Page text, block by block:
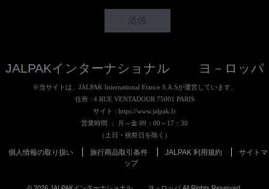
JALPAKインターナショナル ヨ－ロッパ
※当サイトは、JALPAK International France S.A.Sが運営しています。
住所 : 4 RUE VENTADOUR 75001 PARIS
サイト : https://www.jalpak.fr
営業時間 ： 月～金 09：00～17：30
（土日・祝祭日を除く）
個人情報の取り扱い 旅行商品取引条件 JALPAK 利用規約
サイトマ
ップ